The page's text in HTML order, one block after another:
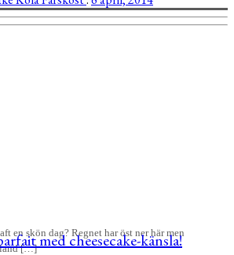
en skön dag? Regnet har öst ner här men
[…]med cheesecake-känsla!